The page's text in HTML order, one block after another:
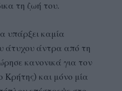
τη ζωή του.
υπάρξει καμία
άτυχου άντρα από τη
κανονικά για τον
Κρήτης) και μόνο μία